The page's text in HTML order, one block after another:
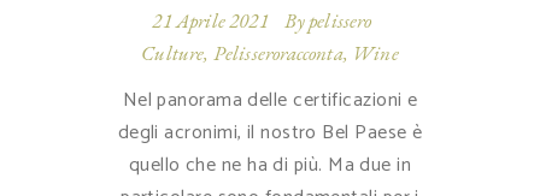
21 Aprile 2021 Bypelissero
Culture, Pelisseroracconta, Wine
Nel panorama delle certificazioni e
degli acronimi, il nostro Bel Paese è
quello che ne ha di più. Ma due in